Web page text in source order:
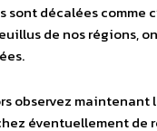
sont décalées comme
de nos régions,
observez maintenant
éventuellement de